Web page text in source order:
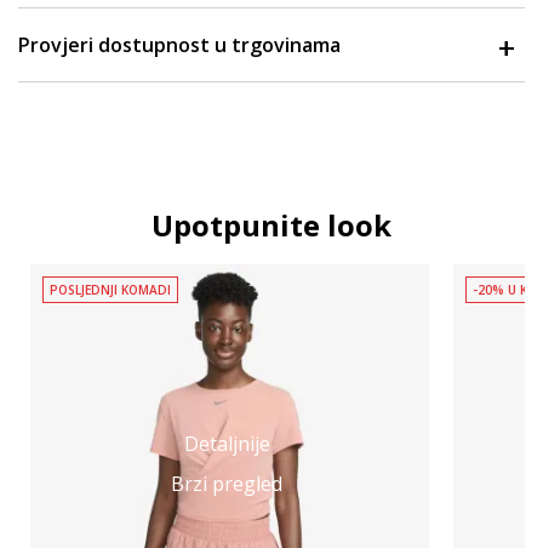
Provjeri dostupnost u trgovinama
Upotpunite look
Detaljnije
Brzi pregled
POSLJEDNJI KOMADI -20% U